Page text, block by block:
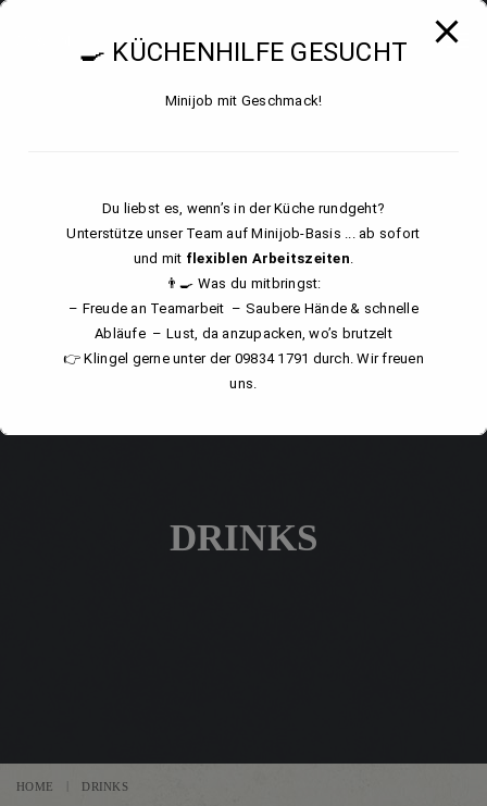
DRINKS
HOME DRINKS
🍳 KÜCHENHILFE GESUCHT
Minijob mit Geschmack!
Du liebst es, wenn’s in der Küche rundgeht?
Unterstütze unser Team auf Minijob-Basis ... ab sofort
und mit flexiblen Arbeitszeiten.
👨‍🍳 Was du mitbringst:
– Freude an Teamarbeit – Saubere Hände & schnelle
Abläufe – Lust, da anzupacken, wo’s brutzelt
👉 Klingel gerne unter der 09834 1791 durch. Wir freuen
uns.